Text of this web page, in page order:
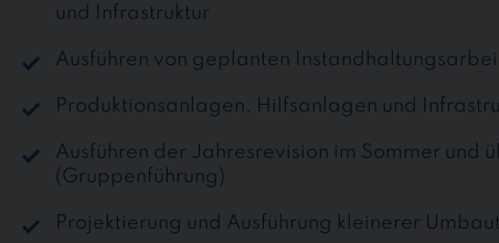
und Infrastruktur
Ausführen von geplanten
Produktionsanlagen, Hilfsanlagen und
Ausführen der Jahresrevision im Sommer und
(Gruppenführung)
Projektierung und Ausführung kleinerer